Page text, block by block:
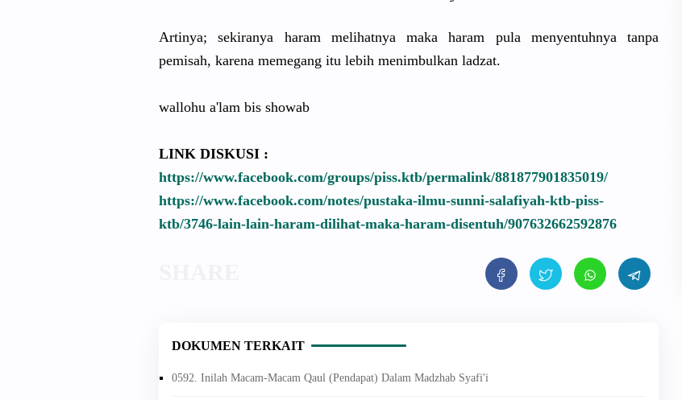
Artinya; sekiranya haram melihatnya maka haram pula menyentuhnya tanpa
pemisah, karena memegang itu lebih menimbulkan ladzat.
wallohu a'lam bis showab
LINK DISKUSI :
https://www.facebook.com/groups/piss.ktb/permalink/881877901835019/
https://www.facebook.com/notes/pustaka-ilmu-sunni-salafiyah-ktb-piss-
ktb/3746-lain-lain-haram-dilihat-maka-haram-disentuh/907632662592876
DOKUMEN TERKAIT
0592. Inilah Macam-Macam Qaul (Pendapat) Dalam Madzhab Syafi'i